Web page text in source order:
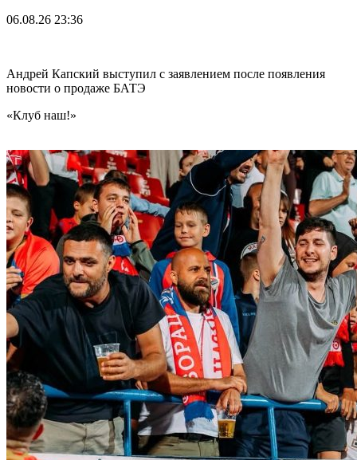
06.08.26 23:36
Андрей Капский выступил с заявлением после появления
новости о продаже БАТЭ
«Клуб наш!»